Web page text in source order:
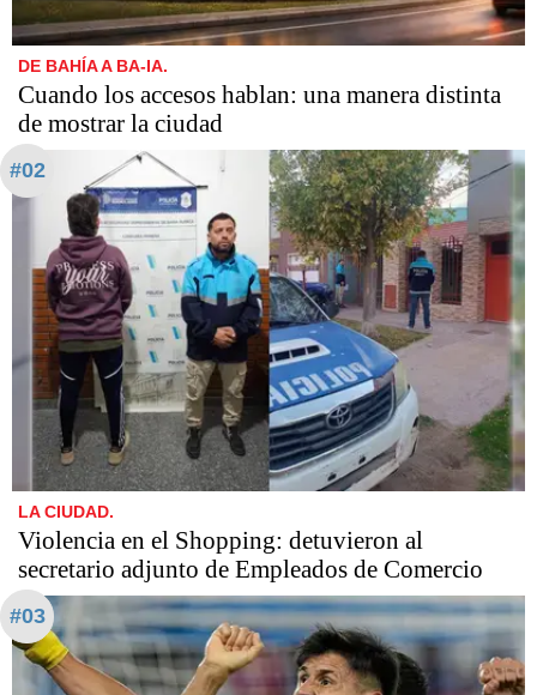
DE BAHÍA A BA-IA.
Cuando los accesos hablan: una manera distinta
de mostrar la ciudad
#02
LA CIUDAD.
Violencia en el Shopping: detuvieron al
secretario adjunto de Empleados de Comercio
#03